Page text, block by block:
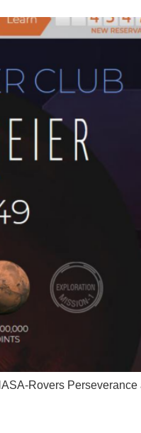
Rovers Perseverance